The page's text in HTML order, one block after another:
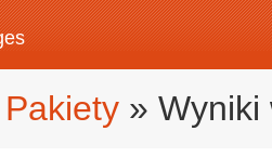
Pakiety » Wyniki